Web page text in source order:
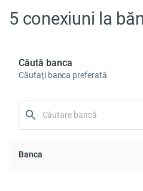
5 conexiuni la
Căută banca
Căutați banca preferată
Banca